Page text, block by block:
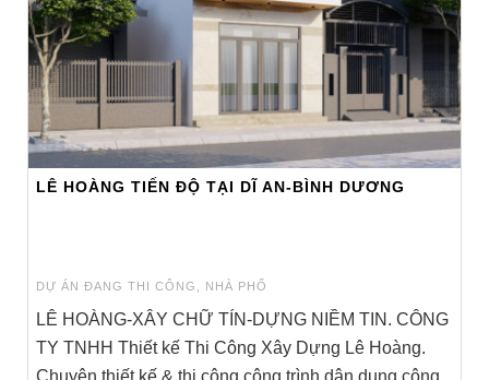
LÊ HOÀNG TIẾN ĐỘ TẠI DĨ AN-BÌNH DƯƠNG
DỰ ÁN ĐANG THI CÔNG NHÀ PHỐ
LÊ HOÀNG-XÂY CHỮ TÍN-DỰNG NIỀM TIN. CÔNG
TY TNHH Thiết kế Thi Công Xây Dựng Lê Hoàng.